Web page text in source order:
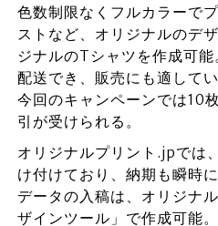
色数制限なくフルカラーで
ストなど、オリジナルのデ
ジナルのTシャツを作成可
配送でき、販売にも適してい
今回のキャンペーンでは10
引が受けられる。
オリジナルプリント.jpでは
け付けており、納期も瞬時
データの入稿は、オリジナ
ザインツール」で作成可能